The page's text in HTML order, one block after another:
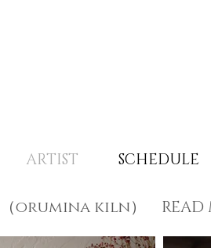
ARTIST SCHEDULE
（orumina kiln） READ